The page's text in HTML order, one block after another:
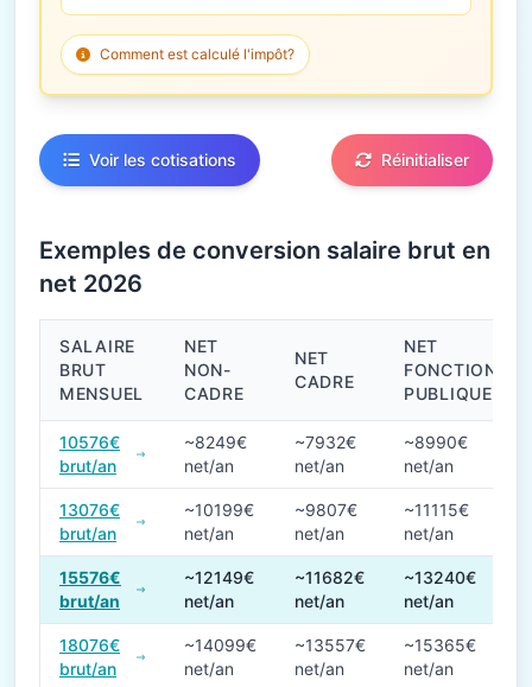
Comment est calculé l'impôt?
Voir les cotisations Réinitialiser
Exemples de conversion salaire brut en
net 2026
Conversions de salaire brut en net en 2026
SALAIRE
BRUT
MENSUEL
NET
NON-
CADRE
NET
CADRE
NET
FONCTION
PUBLIQUE
10576€
brut/an
~8249€
net/an
~7932€
net/an
~8990€
net/an
13076€
brut/an
~10199€
net/an
~9807€
net/an
~11115€
net/an
15576€
brut/an
~12149€
net/an
~11682€
net/an
~13240€
net/an
18076€
brut/an
~14099€
net/an
~13557€
net/an
~15365€
net/an